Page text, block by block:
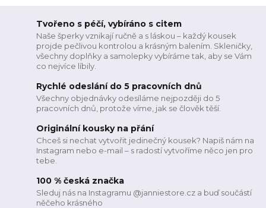
Tvořeno s péčí, vybíráno s citem
Naše šperky vznikají ručně a s láskou – každý kousek
projde pečlivou kontrolou a krásným balením. Skleničky,
všechny doplňky a samolepky vybíráme tak, aby se Vám
co nejvíce líbily.
Rychlé odeslání do 5 pracovních dnů
Všechny objednávky odesíláme nejpozději do 5
pracovních dnů, protože víme, jak se člověk těší.
Originální kousky na přání
Chceš si nechat vytvořit jedinečný kousek? Napiš nám na
Instagram nebo e-mail – s radostí vytvoříme něco jen pro
tebe.
100 % česká značka
Sleduj nás na Instagramu @janniestore.cz a buď součástí
něčeho krásného